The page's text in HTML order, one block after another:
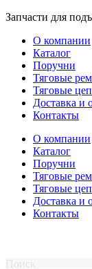
Перейти
содержимому
Запчасти для
О компании
Каталог
Поручни
Тяговые
Тяговые
Доставка и
Контакты
О компании
Каталог
Поручни
Тяговые
Тяговые
Доставка и
Контакты